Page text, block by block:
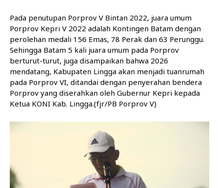
Pada penutupan Porprov V Bintan 2022, juara umum
Porprov Kepri V 2022 adalah Kontingen Batam dengan
perolehan medali 156 Emas, 78 Perak dan 63 Perunggu.
Sehingga Batam 5 kali juara umum pada Porprov
berturut-turut, juga disampaikan bahwa 2026
mendatang, Kabupaten Lingga akan menjadi tuanrumah
pada Porprov VI, ditandai dengan penyerahan bendera
Porprov yang diserahkan oleh Gubernur Kepri kepada
Ketua KONI Kab. Lingga.(fjr/PB Porprov V)